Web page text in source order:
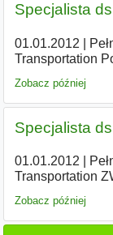
Specjalista
01.01.2012
Transportation
Zobacz później
Specjalista
01.01.2012
Transportation
Zobacz później